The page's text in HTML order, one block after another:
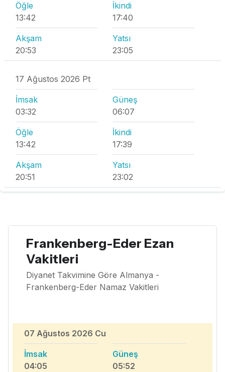
Öğle
13:42
İkindi
17:40
Akşam
20:53
Yatsı
23:05
17 Ağustos 2026 Pt
İmsak
03:32
Güneş
06:07
Öğle
13:42
İkindi
17:39
Akşam
20:51
Yatsı
23:02
Frankenberg-Eder Ezan
Vakitleri
Diyanet Takvimine Göre Almanya -
Frankenberg-Eder Namaz Vakitleri
07 Ağustos 2026 Cu
İmsak
04:05
Güneş
05:52